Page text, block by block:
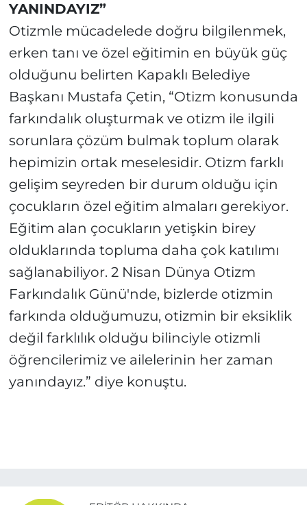
YANINDAYIZ”
Otizmle mücadelede doğru bilgilenmek,
erken tanı ve özel eğitimin en büyük güç
olduğunu belirten Kapaklı Belediye
Başkanı Mustafa Çetin, “Otizm konusunda
farkındalık oluşturmak ve otizm ile ilgili
sorunlara çözüm bulmak toplum olarak
hepimizin ortak meselesidir. Otizm farklı
gelişim seyreden bir durum olduğu için
çocukların özel eğitim almaları gerekiyor.
Eğitim alan çocukların yetişkin birey
olduklarında topluma daha çok katılımı
sağlanabiliyor. 2 Nisan Dünya Otizm
Farkındalık Günü'nde, bizlerde otizmin
farkında olduğumuzu, otizmin bir eksiklik
değil farklılık olduğu bilinciyle otizmli
öğrencilerimiz ve ailelerinin her zaman
yanındayız.” diye konuştu.